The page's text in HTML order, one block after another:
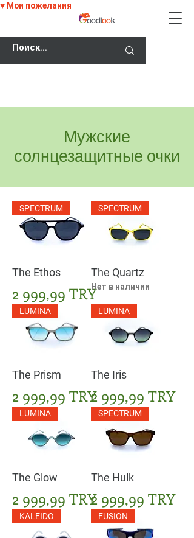
♥ Мои пожелания
Мужские
солнцезащитные очки
SPECTRUM
The Ethos
Цена
2 999,99 TRY
SPECTRUM
The Quartz
Нет в наличии
LUMINA
The Prism
Цена
2 999,99 TRY
LUMINA
The Iris
Цена
2 999,99 TRY
LUMINA
The Glow
Цена
2 999,99 TRY
SPECTRUM
The Hulk
Цена
2 999,99 TRY
KALEIDO FUSION